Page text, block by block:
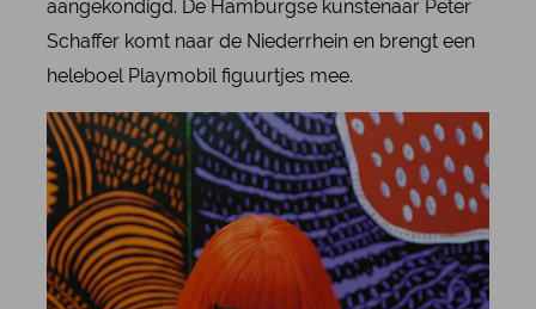
aangekondigd. De Hamburgse kunstenaar Peter
Schaffer komt naar de Niederrhein en brengt een
heleboel Playmobil figuurtjes mee.